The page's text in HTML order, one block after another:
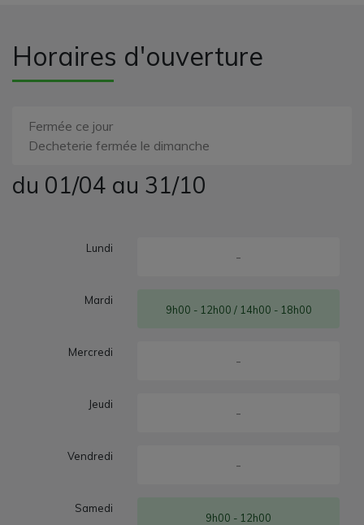
Horaires d'ouverture
Fermée ce jour
Decheterie fermée le dimanche
du 01/04 au 31/10
Lundi
-
Mardi
9h00 - 12h00 / 14h00 - 18h00
Mercredi
-
Jeudi
-
Vendredi
-
Samedi
9h00 - 12h00